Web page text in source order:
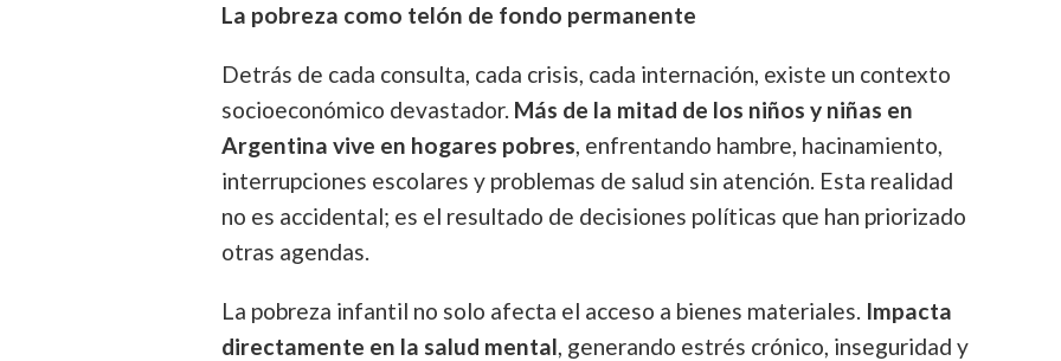
La pobreza como telón de fondo permanente
Detrás de cada consulta, cada crisis, cada internación, existe un contexto
socioeconómico devastador. Más de la mitad de los niños y niñas en
Argentina vive en hogares pobres, enfrentando hambre, hacinamiento,
interrupciones escolares y problemas de salud sin atención. Esta realidad
no es accidental; es el resultado de decisiones políticas que han priorizado
otras agendas.
La pobreza infantil no solo afecta el acceso a bienes materiales. Impacta
directamente en la salud mental, generando estrés crónico, inseguridad y